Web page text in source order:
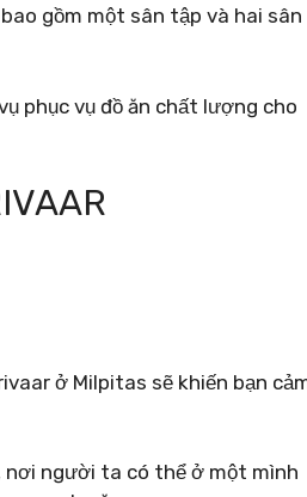
gồm một sân tập và hai sân
phục vụ đồ ăn chất lượng cho
ở Milpitas sẽ khiến bạn
nơi người ta có thể ở một mình